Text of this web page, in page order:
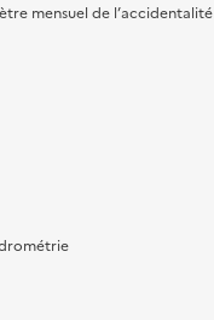
mensuel de l’accidentalité